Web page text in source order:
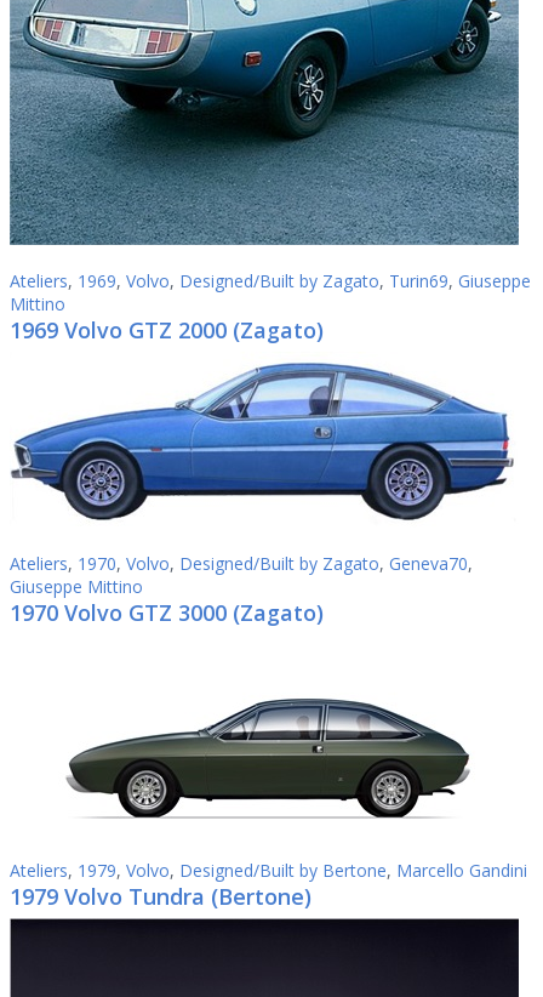
Ateliers, 1969, Volvo, Designed/Built by Zagato, Turin69, Giuseppe
Mittino
1969 Volvo GTZ 2000 (Zagato)
Ateliers, 1970, Volvo, Designed/Built by Zagato, Geneva70,
Giuseppe Mittino
1970 Volvo GTZ 3000 (Zagato)
Ateliers, 1979, Volvo, Designed/Built by Bertone, Marcello Gandini
1979 Volvo Tundra (Bertone)